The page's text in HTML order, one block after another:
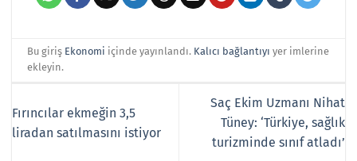
Bu giriş Ekonomi içinde yayınlandı. Kalıcı bağlantıyı yer imlerine
ekleyin.
Fırıncılar ekmeğin 3,5
liradan satılmasını istiyor
Saç Ekim Uzmanı Nihat
Tüney: ‘Türkiye, sağlık
turizminde sınıf atladı’